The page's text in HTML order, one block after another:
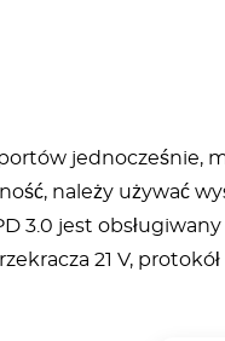
jednocześnie,
należy używać
3.0 jest
21 V, protokół